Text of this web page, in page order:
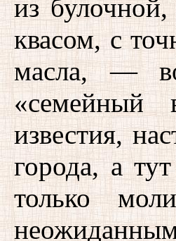
из
квасом, с
масла, —
«семейный
известия,
города, а
только